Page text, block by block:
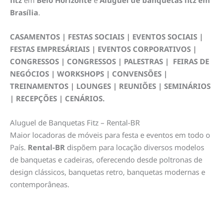
Brasília.
CASAMENTOS | FESTAS SOCIAIS | EVENTOS SOCIAIS |
FESTAS EMPRESÁRIAIS | EVENTOS CORPORATIVOS |
CONGRESSOS | CONGRESSOS | PALESTRAS | FEIRAS DE
NEGÓCIOS | WORKSHOPS | CONVENSÕES |
TREINAMENTOS | LOUNGES | REUNIÕES | SEMINÁRIOS
| RECEPÇÕES | CENÁRIOS.
Aluguel de Banquetas Fitz – Rental-BR
Maior locadoras de móveis para festa e eventos em todo o
País. Rental-BR dispõem para locação diversos modelos
de banquetas e cadeiras, oferecendo desde poltronas de
design clássicos, banquetas retro, banquetas modernas e
contemporâneas.